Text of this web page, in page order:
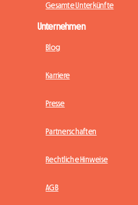
Gesamte Unterkünfte
Unternehmen
Blog
Karriere
Presse
Partnerschaften
Rechtliche Hinweise
AGB